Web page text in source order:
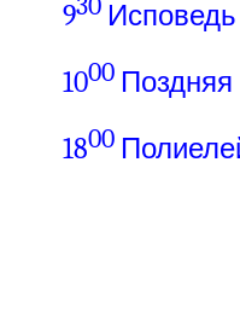
9
Исповедь
1000 Поздняя
1800